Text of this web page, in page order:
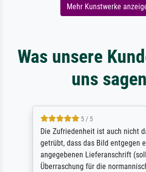
Mehr Kunstwerke
Was unsere
uns sagen
5 / 5
Die Zufriedenheit ist auch nicht
getrübt, dass das Bild entgegen
angegebenen Lieferanschrift
Überraschung für die